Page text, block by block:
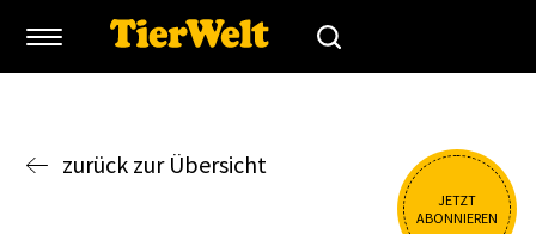
JETZT
ABONNIEREN
zurück zur Übersicht